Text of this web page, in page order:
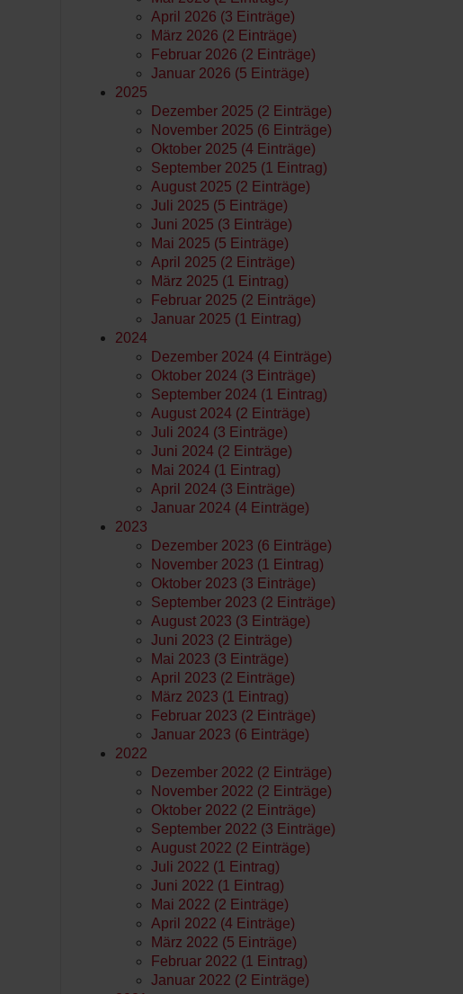
April 2026 (3 Einträge)
März 2026 (2 Einträge)
Februar 2026 (2 Einträge)
Januar 2026 (5 Einträge)
2025
Dezember 2025 (2 Einträge)
November 2025 (6 Einträge)
Oktober 2025 (4 Einträge)
September 2025 (1 Eintrag)
August 2025 (2 Einträge)
Juli 2025 (5 Einträge)
Juni 2025 (3 Einträge)
Mai 2025 (5 Einträge)
April 2025 (2 Einträge)
März 2025 (1 Eintrag)
Februar 2025 (2 Einträge)
Januar 2025 (1 Eintrag)
2024
Dezember 2024 (4 Einträge)
Oktober 2024 (3 Einträge)
September 2024 (1 Eintrag)
August 2024 (2 Einträge)
Juli 2024 (3 Einträge)
Juni 2024 (2 Einträge)
Mai 2024 (1 Eintrag)
April 2024 (3 Einträge)
Januar 2024 (4 Einträge)
2023
Dezember 2023 (6 Einträge)
November 2023 (1 Eintrag)
Oktober 2023 (3 Einträge)
September 2023 (2 Einträge)
August 2023 (3 Einträge)
Juni 2023 (2 Einträge)
Mai 2023 (3 Einträge)
April 2023 (2 Einträge)
März 2023 (1 Eintrag)
Februar 2023 (2 Einträge)
Januar 2023 (6 Einträge)
2022
Dezember 2022 (2 Einträge)
November 2022 (2 Einträge)
Oktober 2022 (2 Einträge)
September 2022 (3 Einträge)
August 2022 (2 Einträge)
Juli 2022 (1 Eintrag)
Juni 2022 (1 Eintrag)
Mai 2022 (2 Einträge)
April 2022 (4 Einträge)
März 2022 (5 Einträge)
Februar 2022 (1 Eintrag)
Januar 2022 (2 Einträge)